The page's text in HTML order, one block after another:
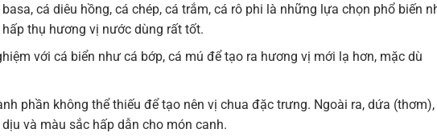
cá diêu hồng, cá chép, cá trắm, cá rô phi là những lựa chọn phổ biến
thụ hương vị nước dùng rất tốt.
với cá biển như cá bớp, cá mú để tạo ra hương vị mới lạ hơn, mặc dù
phần không thể thiếu để tạo nên vị chua đặc trưng. Ngoài ra, dứa (thơm),
và màu sắc hấp dẫn cho món canh.